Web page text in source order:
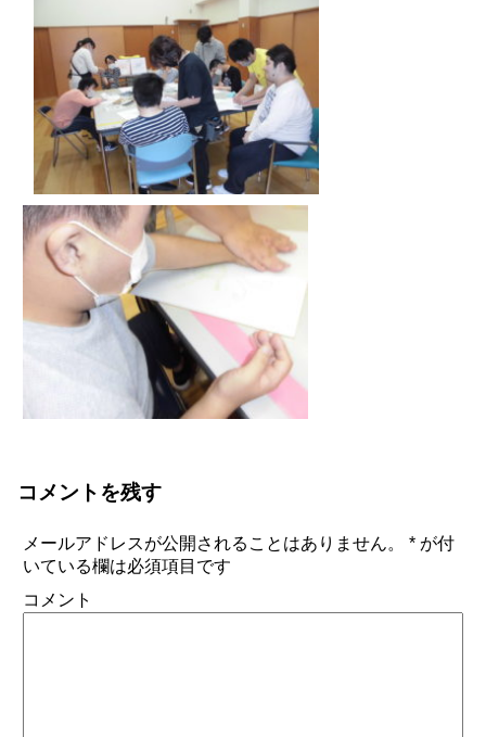
コメントを残す
メールアドレスが公開されることはありません。 *が付
いている欄は必須項目です
コメント